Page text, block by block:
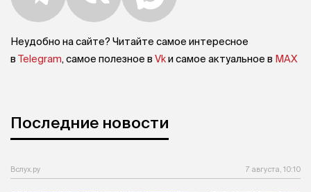
Неудобно на сайте? Читайте самое интересное
в Telegram, самое полезное в Vkи самое актуальное в MAX
Последние новости
Вслух.ру 7 августа, 10:10